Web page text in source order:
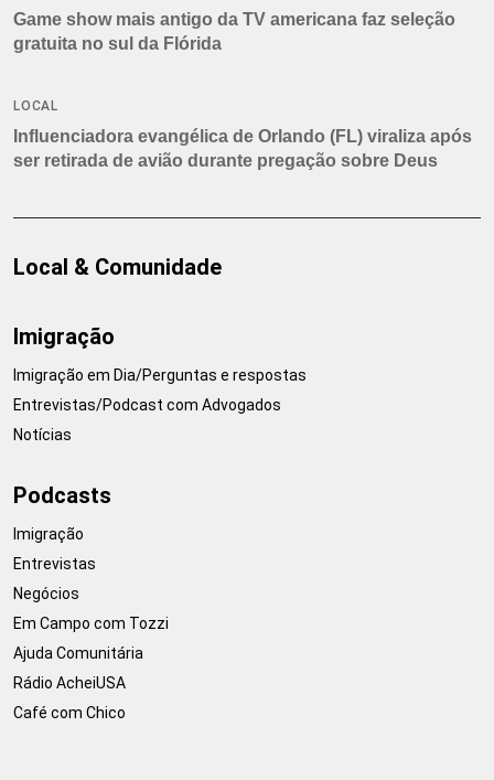
Game show mais antigo da TV americana faz seleção
gratuita no sul da Flórida
LOCAL
Influenciadora evangélica de Orlando (FL) viraliza após
ser retirada de avião durante pregação sobre Deus
Local & Comunidade
Imigração
Imigração em Dia/Perguntas e respostas
Entrevistas/Podcast com Advogados
Notícias
Podcasts
Imigração
Entrevistas
Negócios
Em Campo com Tozzi
Ajuda Comunitária
Rádio AcheiUSA
Café com Chico